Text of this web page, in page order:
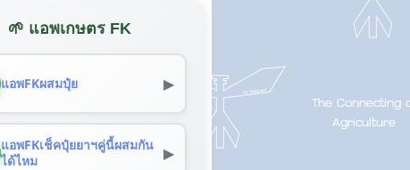
🌱 แอพเกษตร FK
แอพFKผสมปุ๋ย ▶
แอพFKเช็คปุ๋ยยาฯคู่นี้ผสมกัน
ได้ไหม
▶